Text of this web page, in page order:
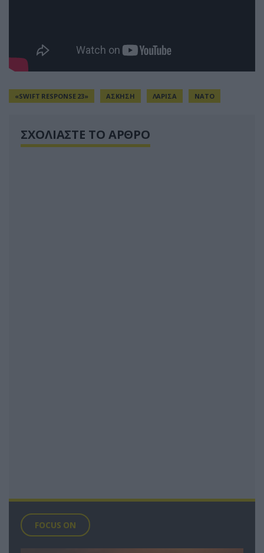
«SWIFT RESPONSE 23» ΑΣΚΗΣΗ ΛΑΡΙΣΑ ΝΑΤΟ
ΣΧΟΛΙΑΣΤΕ ΤΟ ΑΡΘΡΟ
FOCUS ON